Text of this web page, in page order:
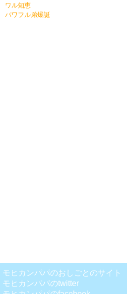
ワル知恵
パワフル弟爆誕
モヒカンパパのおしごとのサイト
モヒカンパパのtwitter